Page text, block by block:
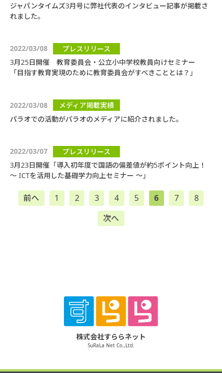
ジャパンタイムズ3月号に弊社代表のインタビュー記事が掲載さ
れました。
2022/03/08
プレスリリース
3月25日開催 教育委員会・公立小中学校教員向けセミナー
「目指す教育実現のために教育委員会がすべきこととは？」
2022/03/08
メディア掲載実績
パラオでの活動がパラオのメディアに紹介されました。
2022/03/07
プレスリリース
3月23日開催「導入初年度で国語の偏差値が約5ポイント向上！
～ ICTを活用した基礎学力向上セミナー ～」
前へ 1 2 3 4 5 6 7
8
次へ
株式会社すららネット
SuRaLa Net Co.,Ltd.